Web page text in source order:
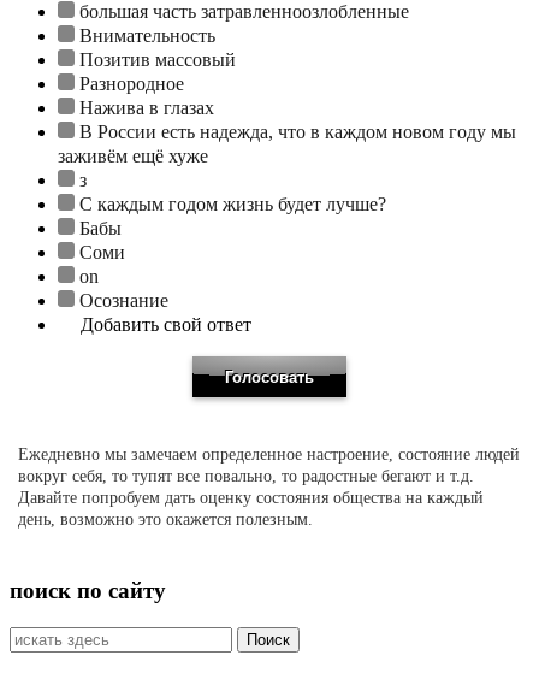
большая часть затравленноозлобленные
Внимательность
Позитив массовый
Разнородное
Нажива в глазах
В России есть надежда, что в каждом новом году мы
заживём ещё хуже
з
С каждым годом жизнь будет лучше?
Бабы
Соми
on
Осознание
Добавить свой ответ
Ежедневно мы замечаем определенное настроение, состояние людей
вокруг себя, то тупят все повально, то радостные бегают и т.д.
Давайте попробуем дать оценку состояния общества на каждый
день, возможно это окажется полезным.
поиск по сайту
Искать: